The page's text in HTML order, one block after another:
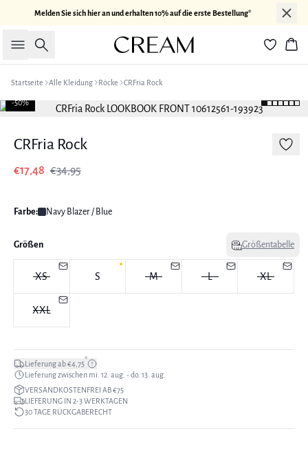
Melden Sie sich hier an und erhalten 10% auf die erste Bestellung*
Suche
Startseite Alle Kleidung Röcke CRFria Rock
-50%
CRFria Rock
€17,48 €34,95
Farbe: Navy Blazer / Blue
Größen Größentabelle
XS S M L XL
XXL
Lieferung ab €4,75*
Lieferung zwischen mi. 12. aug. - do. 13. aug.
VERSANDKOSTENFREI AB €75
LIEFERUNG IN 2-3 WERKTAGEN
30 TAGE RÜCKGABERECHT